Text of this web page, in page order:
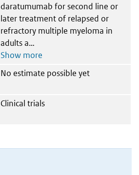
daratumumab for second line or
later treatment of relapsed or
refractory multiple myeloma in
adults a
No estimate possible yet
Clinical trials